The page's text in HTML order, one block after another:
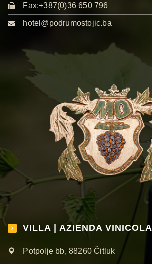
Fax:+387(0)36 650 796
hotel@podrumostojic.ba
VILLA | AZIENDA VINICOLA
Potpolje bb, 88260 Čitluk